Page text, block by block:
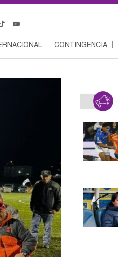
CONTINGENCIA